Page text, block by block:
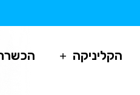
הקליניקה